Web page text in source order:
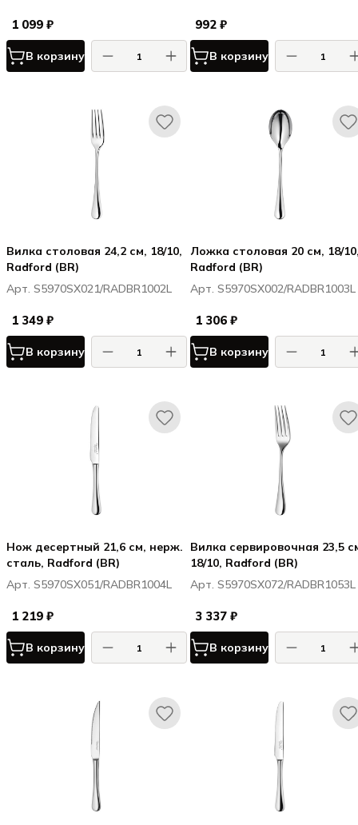
1 099 ₽
В корзину
992 ₽
В корзину
Вилка столовая 24,2 см, 18/10,
Radford (BR)
Арт. S5970SX021/RADBR1002L
1 349 ₽
В корзину
Ложка столовая 20 см, 18/
Radford (BR)
Арт. S5970SX002/RADBR1003L
1 306 ₽
В корзину
Нож десертный 21,6 см, нерж.
сталь, Radford (BR)
Арт. S5970SX051/RADBR1004L
1 219 ₽
В корзину
Вилка сервировочная 23,5
18/10, Radford (BR)
Арт. S5970SX072/RADBR1053L
3 337 ₽
В корзину